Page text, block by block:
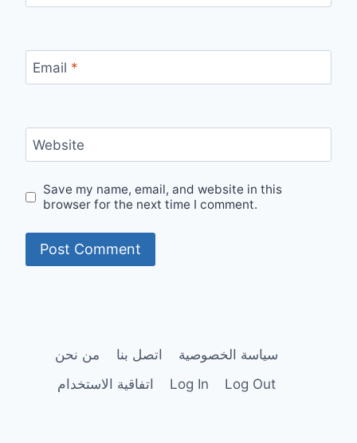
Email *
Website
Save my name, email, and website in this
browser for the next time I comment.
من نحن اتصل بنا
سياسة الخصوصية
اتفاقية الاستخدام
Log In Log Out